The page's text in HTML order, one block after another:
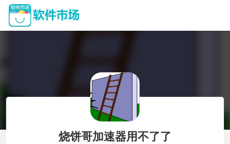
烧饼哥加速器用不了了